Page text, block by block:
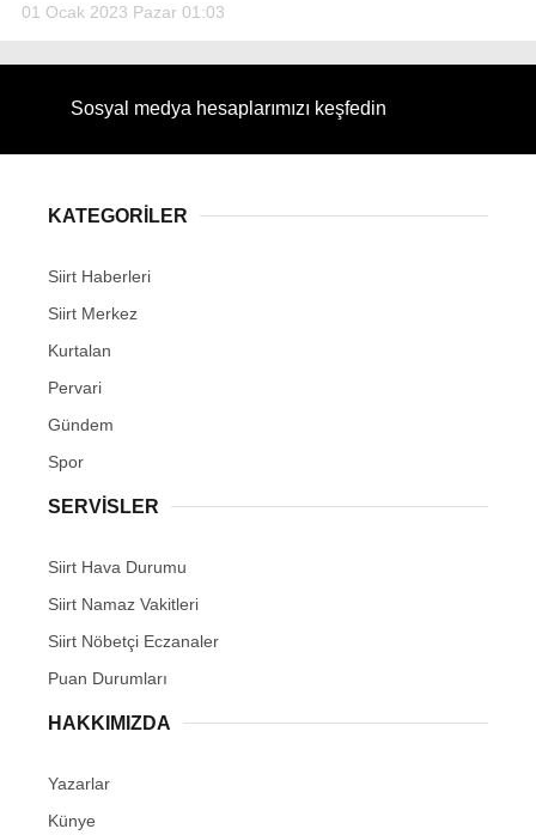
01 Ocak 2023 Pazar 01:03
Sosyal medya hesaplarımızı keşfedin
KATEGORİLER
Siirt Haberleri
Siirt Merkez
Kurtalan
Pervari
Gündem
Spor
SERVİSLER
Siirt Hava Durumu
Siirt Namaz Vakitleri
Siirt Nöbetçi Eczanaler
Puan Durumları
HAKKIMIZDA
Yazarlar
Künye